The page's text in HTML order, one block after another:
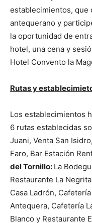
establecimientos, que
antequerano y
la oportunidad de
hotel, una cena y
Hotel Convento la
Rutas y
Los establecimientos
6 rutas establecidas
Juani, Venta San
Faro, Bar Estación
del Tornillo: La
Restaurante La
Casa Ladrón,
Antequera, Cafetería
Blanco y Restaurante